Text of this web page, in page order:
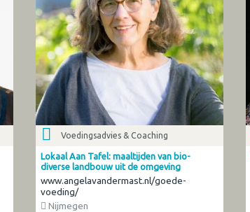
Voedingsadvies & Coaching
Lokaal Aan Tafel: maaltijden van bio-
diverse landbouw uit de omgeving
www.angelavandermast.nl/goede-
voeding/
Nijmegen